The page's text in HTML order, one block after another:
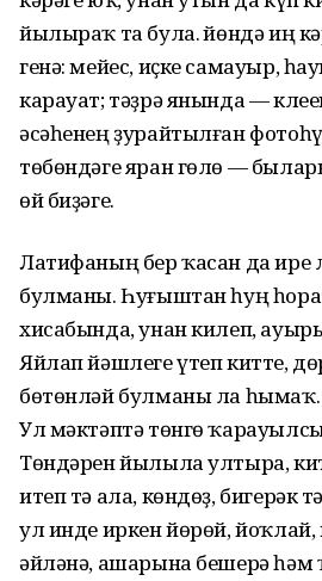
йылыраҡ та була. Өйөндә иң
генә: мейес, иҫке самауыр,
карауат; тәҙрә янында —
әсәһенең ҙурайтылған
төбөндәге яран гөлө —
өй биҙәге.
Латифаның бер ҡасан да ире
булманы. Һуғыштан һуң
хисабында, унан килеп,
Яйлап йәшлеге үтеп китте,
бөтөнләй булманы ла һымаҡ.
Ул мәктәптә төнгө
Төндәрен йылыла ултыра,
итеп тә ала, көндөҙ, бигерәк
ул инде иркен йөрөй,
әйләнә, ашарына бешерә